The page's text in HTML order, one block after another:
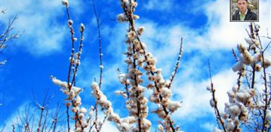
پویا پاشایی پور